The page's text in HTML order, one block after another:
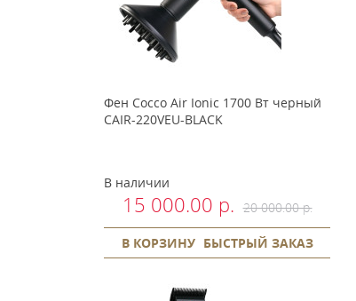
Фен Cocco Air Ionic 1700 Вт черный
CAIR-220VEU-BLACK
В наличии
15 000.00 р. 20 000.00 р.
В КОРЗИНУ БЫСТРЫЙ ЗАКАЗ